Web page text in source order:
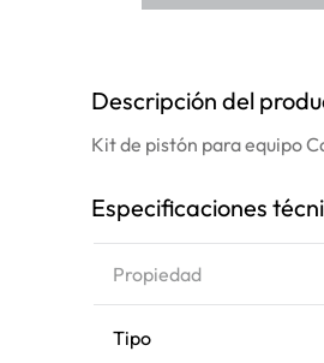
Descripción del
Kit de pistón para equipo
Especificaciones
Propiedad
Tipo